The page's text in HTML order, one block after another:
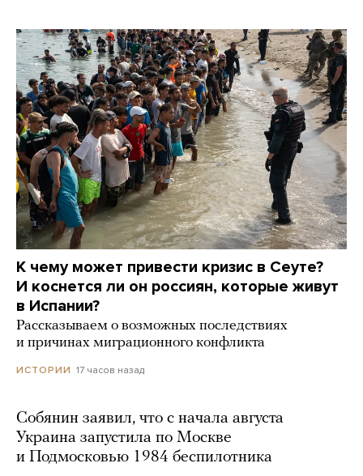
К чему может привести кризис в Сеуте?
И коснется ли он россиян, которые живут
в Испании?
Рассказываем о возможных последствиях
и причинах миграционного конфликта
ИСТОРИИ 17 часов назад
Собянин заявил, что с начала августа
Украина запустила по Москве
и Подмосковью 1984 беспилотника